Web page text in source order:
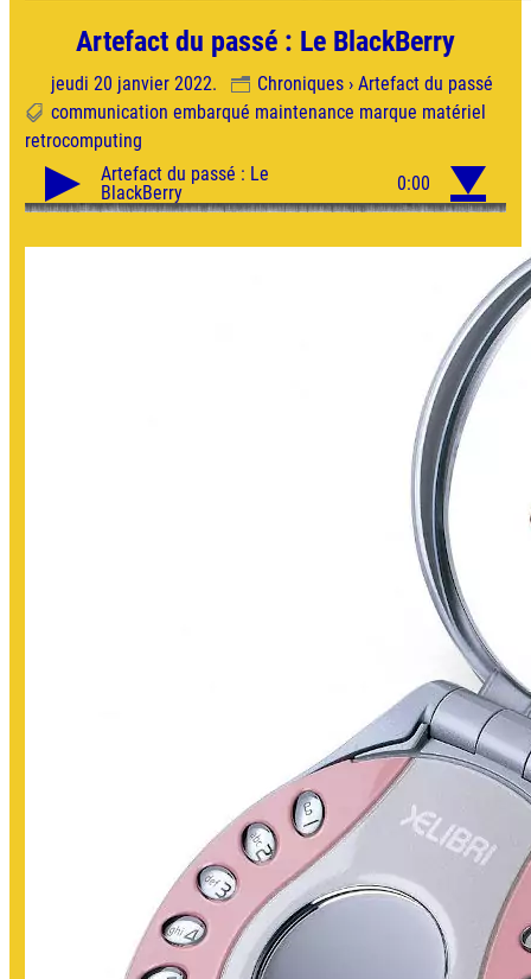
Artefact du passé : Le BlackBerry
jeudi 20 janvier 2022.
Chroniques › Artefact du passé
communication embarqué maintenance marque matériel
retrocomputing